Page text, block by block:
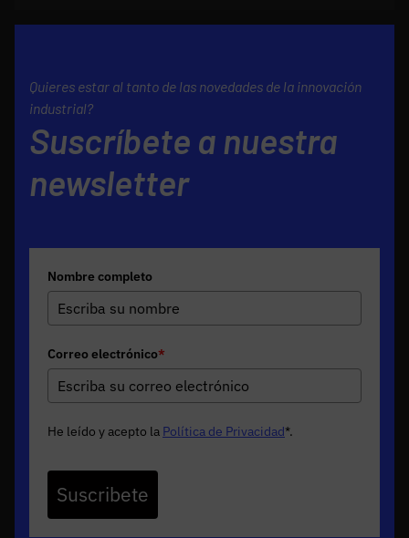
Quieres estar al tanto de las novedades de la innovación
industrial?
Suscríbete a nuestra
newsletter
Nombre completo
Correo electrónico*
He leído y acepto la Política de Privacidad*.
Suscribete